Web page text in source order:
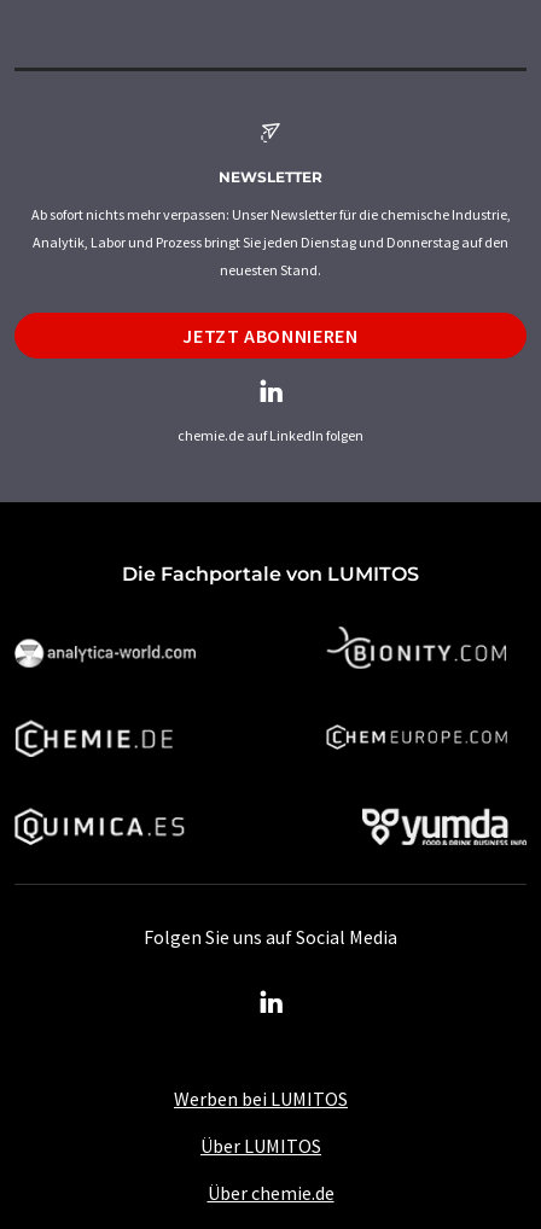
NEWSLETTER
Ab sofort nichts mehr verpassen: Unser Newsletter für die chemische Industrie,
Analytik, Labor und Prozess bringt Sie jeden Dienstag und Donnerstag auf den
neuesten Stand.
JETZT ABONNIEREN
chemie.de auf LinkedIn folgen
Die Fachportale von LUMITOS
Werben bei LUMITOS
Über LUMITOS
Über chemie.de
Folgen Sie uns auf Social Media